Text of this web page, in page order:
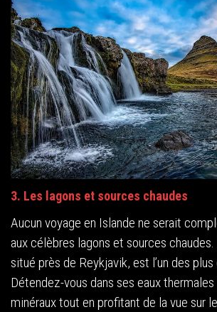
3. Les lagons et sources chaudes
Aucun voyage en Islande ne serait
aux célèbres lagons et sources
situé près de Reykjavik, est l’un des
Détendez-vous dans ses eaux
minéraux tout en profitant de la vue sur